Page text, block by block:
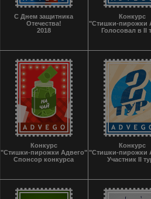
С Днем защитника
Отечества!
2018
Конкурс
"Стишки-пирожки
Голосовал в II
Конкурс
"Стишки-пирожки Адвего"
Спонсор конкурса
Конкурс
"Стишки-пирожки
Участник II